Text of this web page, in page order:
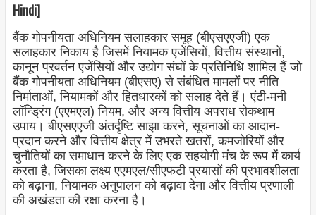
Hindi]
बैंक गोपनीयता अधिनियम सलाहकार समूह (बीएसएएजी) एक
सलाहकार निकाय है जिसमें नियामक एजेंसियों, वित्तीय संस्थानों,
कानून प्रवर्तन एजेंसियों और उद्योग संघों के प्रतिनिधि शामिल हैं जो
बैंक गोपनीयता अधिनियम (बीएसए) से संबंधित मामलों पर नीति
निर्माताओं, नियामकों और हितधारकों को सलाह देते हैं। एंटी-मनी
लॉन्ड्रिंग (एएमएल) नियम, और अन्य वित्तीय अपराध रोकथाम
उपाय। बीएसएएजी अंतर्दृष्टि साझा करने, सूचनाओं का आदान-
प्रदान करने और वित्तीय क्षेत्र में उभरते खतरों, कमजोरियों और
चुनौतियों का समाधान करने के लिए एक सहयोगी मंच के रूप में कार्य
करता है, जिसका लक्ष्य एएमएल/सीएफटी प्रयासों की प्रभावशीलता
को बढ़ाना, नियामक अनुपालन को बढ़ावा देना और वित्तीय प्रणाली
की अखंडता की रक्षा करना है।